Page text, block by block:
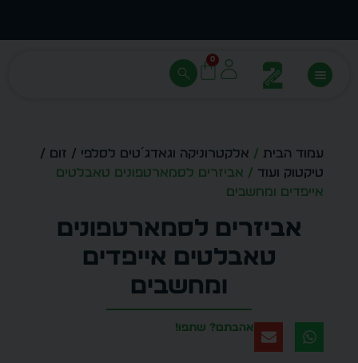
0
עמוד הבית / אלקטרוניקה וגאדג´טים לסלפי / זום /
טיקטוק ועוד / אביזרים לסמארטפונים טאבלטים
אייפדים ומחשבים
אביזרים לסמארטפונים
טאבלטים אייפדים
ומחשבים
אהבתם? שתפו!